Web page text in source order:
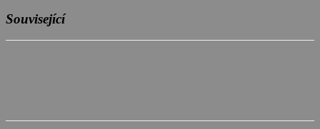
Související